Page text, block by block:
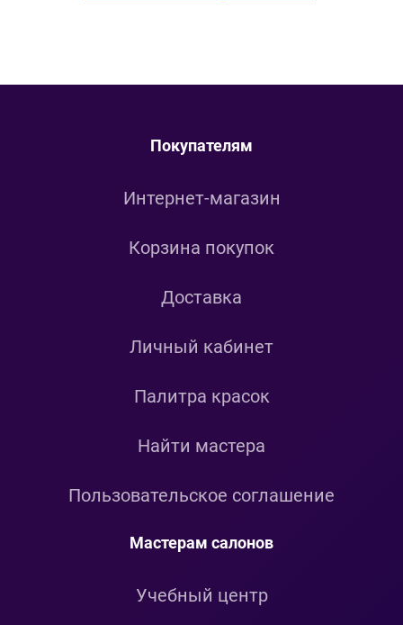
Покупателям
Интернет-магазин
Корзина покупок
Доставка
Личный кабинет
Палитра красок
Найти мастера
Пользовательское соглашение
Мастерам салонов
Учебный центр